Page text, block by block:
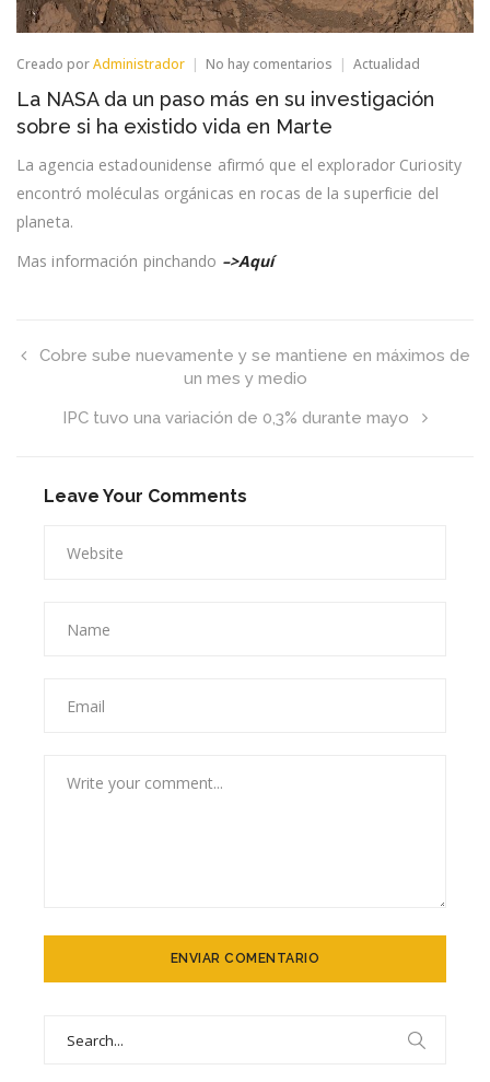
Creado porAdministrador No hay comentarios en
NASA
paso
más
en
Marte
Actualidad
La NASA da un paso más en su investigación
sobre si ha existido vida en Marte
La agencia estadounidense afirmó que el explorador Curiosity
encontró moléculas orgánicas en rocas de la superficie del
planeta.
Mas información pinchando –>Aquí
Cobre sube nuevamente y se mantiene en máximos de
un mes y medio
IPC tuvo una variación de 0,3% durante mayo
Leave Your Comments